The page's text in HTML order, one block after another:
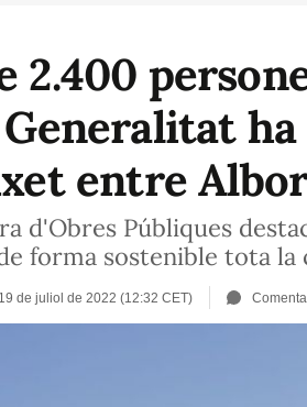
2.400
entre
d'Obres Públiques
forma sostenible tota
19 de juliol de 2022 (12:32 CET)